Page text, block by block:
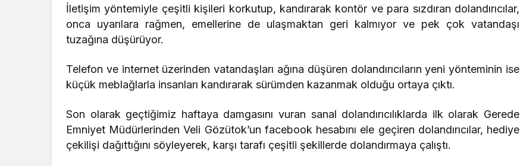
İletişim yöntemiyle çeşitli kişileri korkutup, kandırarak kontör ve para sızdıran dolandırıcılar,
onca uyarılara rağmen, emellerine de ulaşmaktan geri kalmıyor ve pek çok vatandaşı
tuzağına düşürüyor.
Telefon ve internet üzerinden vatandaşları ağına düşüren dolandırıcıların yeni yönteminin ise
küçük meblağlarla insanları kandırarak sürümden kazanmak olduğu ortaya çıktı.
Son olarak geçtiğimiz haftaya damgasını vuran sanal dolandırıcılıklarda ilk olarak Gerede
Emniyet Müdürlerinden Veli Gözütok’un facebook hesabını ele geçiren dolandırıcılar, hediye
çekilişi dağıttığını söyleyerek, karşı tarafı çeşitli şekillerde dolandırmaya çalıştı.